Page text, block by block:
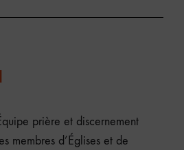
prière et discernement
membres d’Églises et de